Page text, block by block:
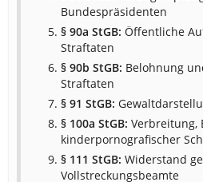
Bundespräsidenten
§ 90a StGB: Öffentliche
Straftaten
§ 90b StGB: Belohnung
Straftaten
§ 91 StGB:
§ 100a StGB: Verbreitung,
kinderpornografischer
§ 111 StGB: Widerstand
Vollstreckungsbeamte